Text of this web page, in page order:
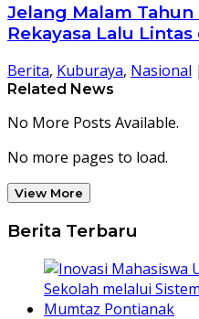
Jelang Malam Tahun
Rekayasa Lalu
Berita, Kuburaya, Nasional |
Related News
No More Posts Available.
No more pages to load.
View More
Berita Terbaru